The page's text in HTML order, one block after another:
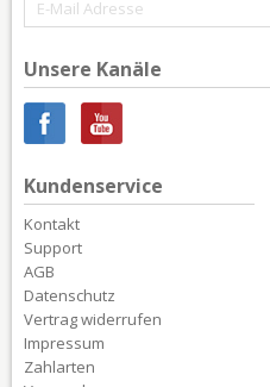
Unsere Kanäle
Kundenservice
Kontakt
Support
AGB
Datenschutz
Vertrag widerrufen
Impressum
Zahlarten